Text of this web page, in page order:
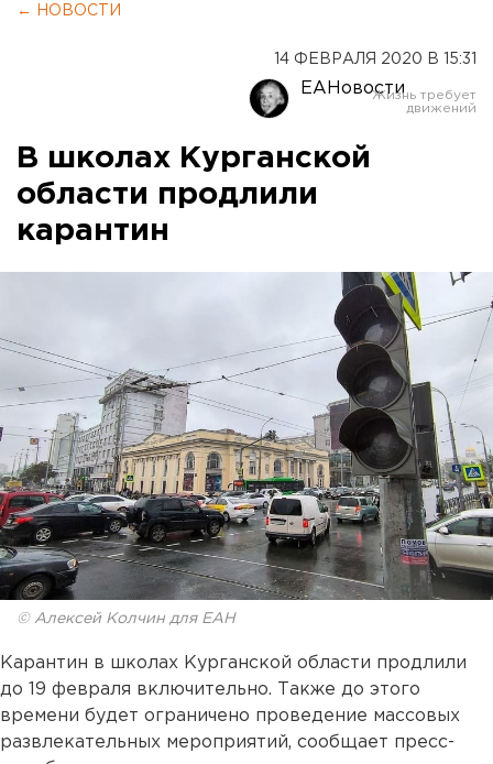
← НОВОСТИ
14 ФЕВРАЛЯ 2020 В 15:31
ЕАНовости
В школах Курганской
области продлили
карантин
© Алексей Колчин для ЕАН
Карантин в школах Курганской области продлили
до 19 февраля включительно. Также до этого
времени будет ограничено проведение массовых
развлекательных мероприятий, сообщает пресс-